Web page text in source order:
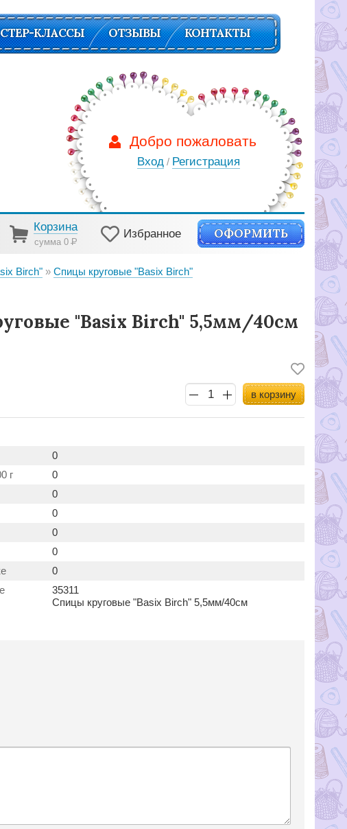
КЛАССЫ ОТЗЫВЫ КОНТАКТЫ
Добро пожаловать
Вход / Регистрация
Корзина
сумма 0Р
Избранное ОФОРМИТЬ
Birch"
Спицы круговые "Basix Birch"
"Basix Birch" 5,5мм/40см
в корзину
0
г
0
0
0
0
0
0
35311
Спицы круговые "Basix Birch" 5,5мм/40см